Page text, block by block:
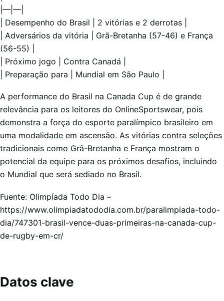
|—|—|
| Desempenho do Brasil | 2 vitórias e 2 derrotas |
| Adversários da vitória | Grã-Bretanha (57-46) e França
(56-55) |
| Próximo jogo | Contra Canadá |
| Preparação para | Mundial em São Paulo |
A performance do Brasil na Canada Cup é de grande
relevância para os leitores do OnlineSportswear, pois
demonstra a força do esporte paralímpico brasileiro em
uma modalidade em ascensão. As vitórias contra seleções
tradicionais como Grã-Bretanha e França mostram o
potencial da equipe para os próximos desafios, incluindo
o Mundial que será sediado no Brasil.
Fuente: Olimpíada Todo Dia –
https://www.olimpiadatododia.com.br/paralimpiada-todo-
dia/747301-brasil-vence-duas-primeiras-na-canada-cup-
de-rugby-em-cr/
Datos clave